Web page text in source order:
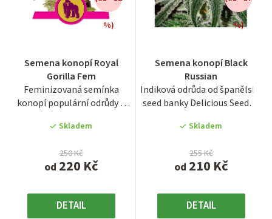
Semena konopí Royal
Gorilla Fem
Feminizovaná semínka
konopí populární odrůdy z
o...
hodnocení
produktu
je
3,9
z
hvězdiček.
Skladem
od 220 Kč
250 Kč
%)
DETAIL
Semena konopí Black
Russian
Indiková odrůda od španělské
seed banky Delicious Seeds s
hodnocení
produktu
je
3,8
z
hvězdiček.
Skladem
od 210 Kč
255 Kč
%)
DETAIL